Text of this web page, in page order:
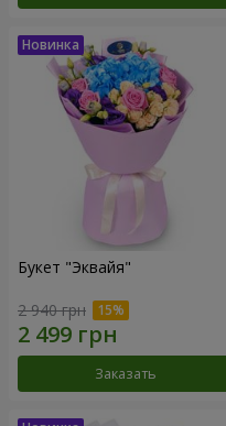
Букет "Эквайя"
2 940 грн
Заказать